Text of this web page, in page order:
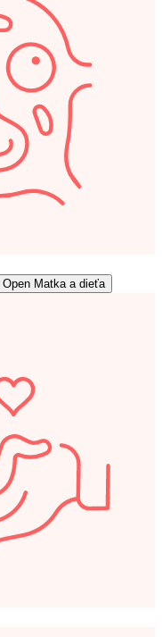
Open Matka a dieťa